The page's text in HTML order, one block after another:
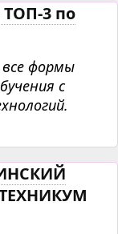
3 по
формы
с